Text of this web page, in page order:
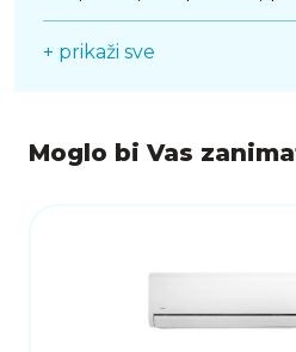
troškove održavanja.
automatskog ponovnog
temperature dodatno
korištenja. Kombinacija
ovaj klima uređaj izvrsnim
žele vrhunsku kvalitetu,
+ prikaži sve
Moglo bi Vas